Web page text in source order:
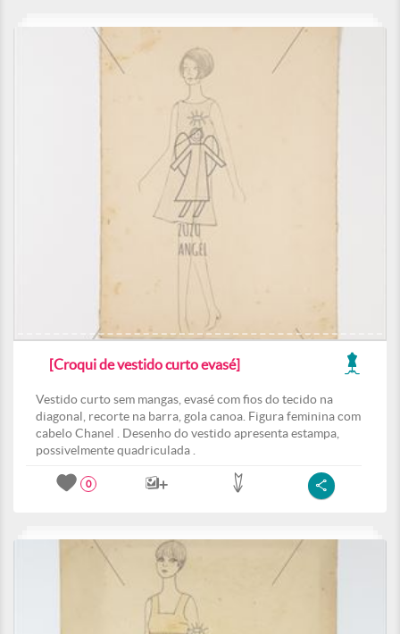
[Croqui de vestido curto evasé]
Vestido curto sem mangas, evasé com fios do tecido na
diagonal, recorte na barra, gola canoa. Figura feminina com
cabelo Chanel . Desenho do vestido apresenta estampa,
possivelmente quadriculada .
0